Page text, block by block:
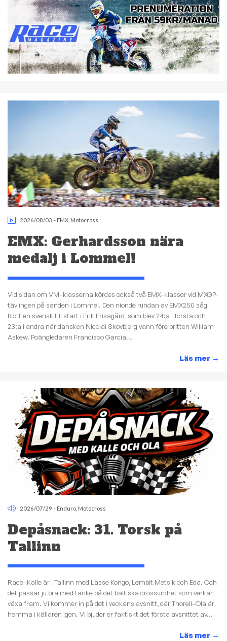
2026/08/03 - EMX Motocross
EMX: Gerhardsson nära
medalj i Lommel!
Vid sidan om VM–klasserna kördes också två EMX–klasser vid MXGP-
tävlingen på sanden i Lommel. Den nionde rundan av EMX250 såg
blott en svensk till start i Erik Frisagård, som blev 24:a i första och
23:a i andra när dansken Nicolai Skovbjerg vann före britten William
Askew. Poängledaren Francisco Garcia...
Läs mer →
2026/07/29 - Enduro Motocross
Depåsnack: 31. Torsk på
Tallinn
Race–Kalle är i Tallinn med Lasse Kongo, Lembit Metsik och Eda. Och
det passar ju bra med tanke på det baltiska crossundret som verkar
växa fram. Vi kommer in på det i veckans avsnitt, där Thorell–Ola är
hemma i källaren igen. Vi bjuder er faktiskt det första avsnittet av...
Läs mer →